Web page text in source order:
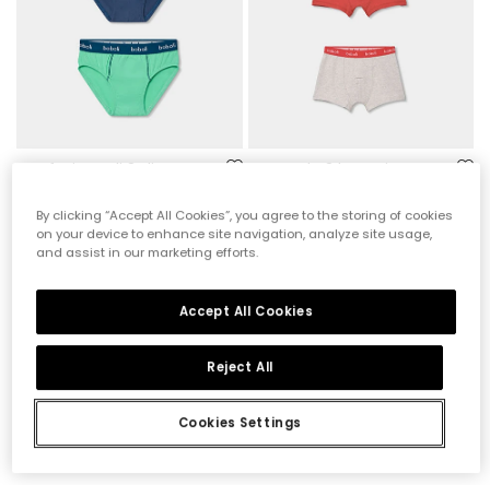
prezzo stagionale
Guida all'acquisto per i saldi su
intimo per bambino
By clicking “Accept All Cookies”, you agree to the storing of cookies
on your device to enhance site navigation, analyze site usage,
and assist in our marketing efforts.
Cookies Settings
Reject All
Accept All Cookies